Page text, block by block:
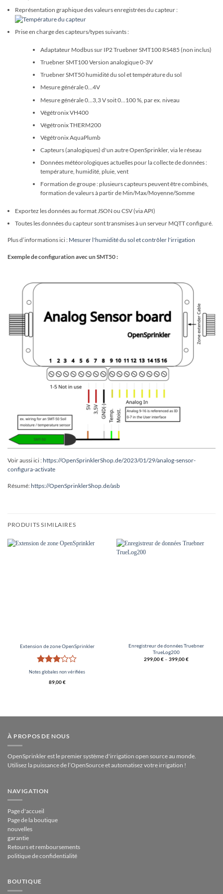
Représentation graphique des valeurs enregistrées du capteur :
Prise en charge des capteurs/types suivants :
Adaptateur Modbus sur IP2 Truebner SMT100 RS485 (non inclus)
Truebner SMT100 Version analogique 0-3V
Truebner SMT50 humidité du sol et température du sol
Mesure générale 0…4V
Mesure générale 0…3,3 V soit 0…100 %, par ex. niveau
Végétronix VH400
Végétronix THERM200
Végétronix AquaPlumb
Capteurs (analogiques) d'un autre OpenSprinkler, via le réseau
Données météorologiques actuelles pour la collecte de données :
température, humidité, pluie, vent
Formation de groupe : plusieurs capteurs peuvent être combinés,
formation de valeurs à partir de Min/Max/Moyenne/Somme
Exportez les données au format JSON ou CSV (via API)
Toutes les données du capteur sont transmises à un serveur MQTT configuré.
Plus d’informations ici : Mesurer l'humidité du sol et contrôler l'irrigation
Exemple de configuration avec un SMT50 :
Voir aussi ici :https://OpenSprinklerShop.de/2023/01/29/analog-sensor-
configura-activate
Résumé:https://OpenSprinklerShop.de/asb
PRODUITS SIMILAIRES
Extension de zone OpenSprinkler
note3
le 5
Notes globales non vérifiées
89,00€
Enregistreur de données Truebner
TrueLog200
299,00€– 399,00€
À PROPOS DE NOUS
OpenSprinkler est le premier système d'irrigation open source au monde.
Utilisez la puissance de l’OpenSource et automatisez votre irrigation !
NAVIGATION
Page d'accueil
Page de la boutique
nouvelles
garantie
Retours et remboursements
politique de confidentialité
BOUTIQUE